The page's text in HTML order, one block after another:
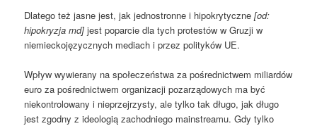
Dlatego też jasne jest, jak jednostronne i hipokrytyczne[od:
hipokryzja md]jest poparcie dla tych protestów w Gruzji w
niemieckojęzycznych mediach i przez polityków UE.
Wpływ wywierany na społeczeństwa za pośrednictwem miliardów
euro za pośrednictwem organizacji pozarządowych ma być
niekontrolowany i nieprzejrzysty, ale tylko tak długo, jak długo
jest zgodny z ideologią zachodniego mainstreamu. Gdy tylko